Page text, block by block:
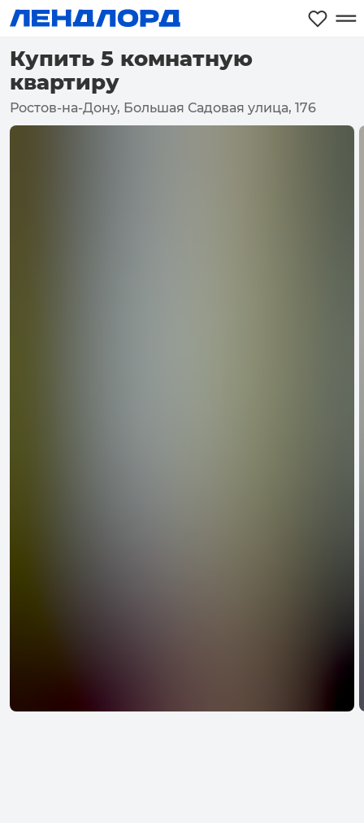
Купить 5 комнатную
квартиру
Ростов-на-Дону, Большая Садовая улица, 176